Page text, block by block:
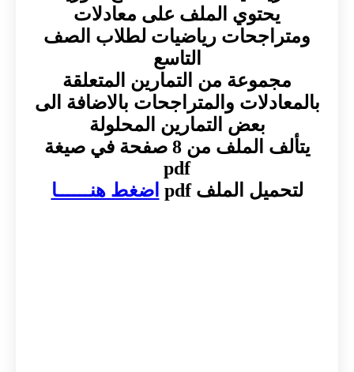
يحتوي الملف على معادلات
ومتراجحات رياضيات لطلاب الصف
التاسع
مجموعة من التمارين المتعلقة
بالمعادلات والمتراجحات بالاضافة الى
بعض التمارين المحلولة
يتألف الملف من 8 صفحة في صيغة
pdf
لتحميل الملف pdf
اضغط هنــــــا